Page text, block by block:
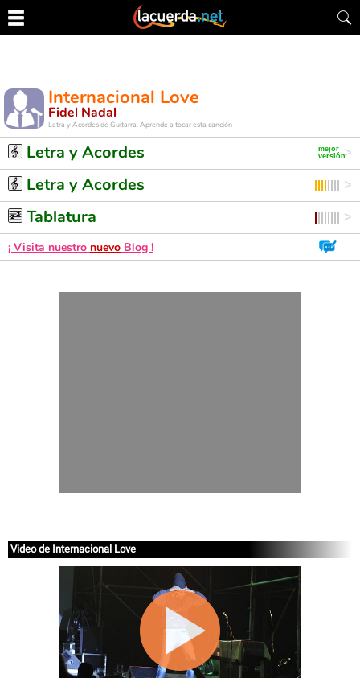
Internacional Love
Fidel Nadal
Letra y Acordes de Guitarra. Aprende a tocar esta canción
Letra y Acordes
Letra y Acordes
Tablatura
¡ Visita nuestro nuevo Blog !
Video de Internacional Love